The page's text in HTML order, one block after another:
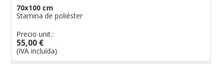
70x100 cm
Stamina de poliéster
Precio unit.:
55,00 €
(IVA incluída)